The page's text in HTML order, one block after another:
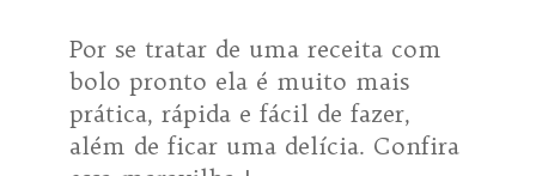
Por se tratar de uma receita com
bolo pronto ela é muito mais
prática, rápida e fácil de fazer,
além de ficar uma delícia. Confira